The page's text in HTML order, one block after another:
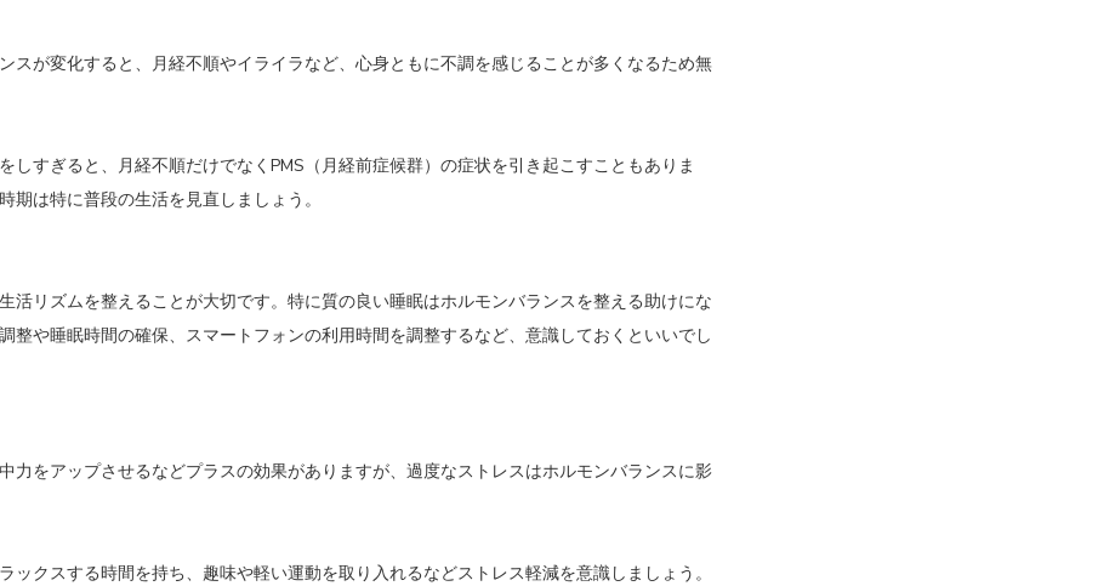
スが変化すると、月経不順やイライラなど、心身ともに不調を感じることが多くなるため無
しすぎると、月経不順だけでなくPMS（月経前症候群）の症状を引き起こすこともありま
期は特に普段の生活を見直しましょう。
活リズムを整えることが大切です。特に質の良い睡眠はホルモンバランスを整える助けにな
整や睡眠時間の確保、スマートフォンの利用時間を調整するなど、意識しておくといいでし
力をアップさせるなどプラスの効果がありますが、過度なストレスはホルモンバランスに影
ックスする時間を持ち、趣味や軽い運動を取り入れるなどストレス軽減を意識しましょう。